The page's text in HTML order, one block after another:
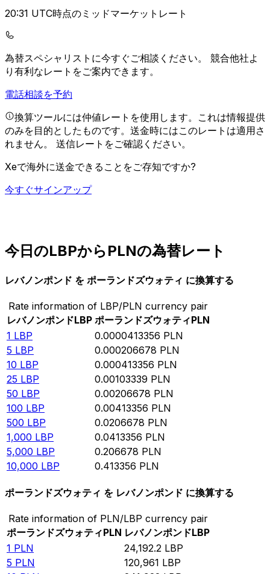
20:31 UTC時点のミッドマーケットレート
為替スペシャリストに今すぐご相談ください。 競合他社よ
り有利なレートをご案内できます。
電話相談を予約
換算ツールには仲値レートを使用します。これは情報提供
のみを目的としたものです。送金時にはこのレートは適用さ
れません。 送信レートをご確認ください。
Xeで海外に送金できることをご存知ですか?
今すぐサインアップ
今日のLBPからPLNの為替レート
レバノンポンド を ポーランドズウォティ に換算する
Rate information of LBP/PLN currency pair
レバノンポンドLBP ポーランドズウォティPLN
1 LBP 0.0000413356 PLN
5 LBP 0.000206678 PLN
10 LBP 0.000413356 PLN
25 LBP 0.00103339 PLN
50 LBP 0.00206678 PLN
100 LBP 0.00413356 PLN
500 LBP 0.0206678 PLN
1,000 LBP 0.0413356 PLN
5,000 LBP 0.206678 PLN
10,000 LBP 0.413356 PLN
ポーランドズウォティ を レバノンポンド に換算する
Rate information of PLN/LBP currency pair
ポーランドズウォティPLN レバノンポンドLBP
1 PLN 24,192.2 LBP
5 PLN 120,961 LBP